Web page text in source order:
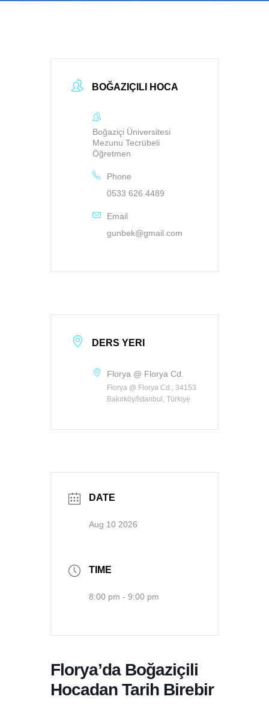
BOĞAZIÇILI HOCA
Boğaziçi Üniversitesi
Mezunu Tecrübeli
Öğretmen
Phone
0533 626 4489
Email
gunbek@gmail.com
DERS YERI
Florya @ Florya Cd.
Florya @ Florya Cd., 34153
Bakırköy/İstanbul, Türkiye
DATE
Aug 10 2026
TIME
8:00 pm - 9:00 pm
Florya’da Boğaziçili
Hocadan Tarih Birebir